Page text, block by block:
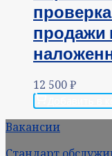
продажи
12 500₽
Вакансии